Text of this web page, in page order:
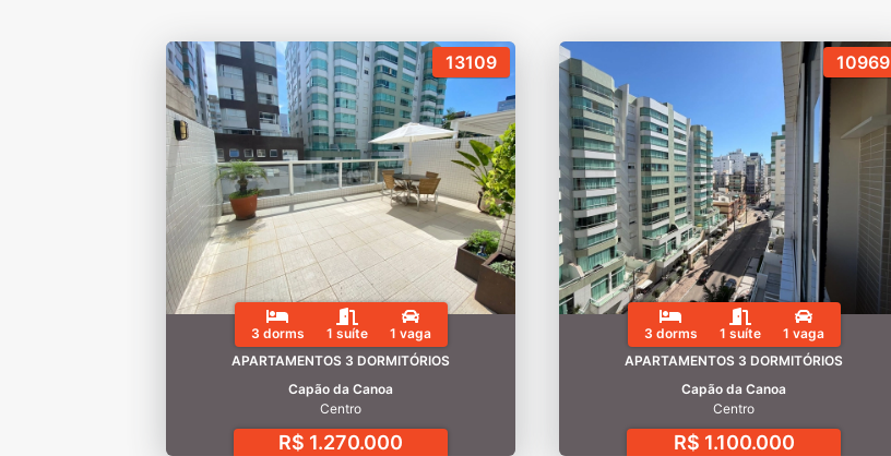
13109
3 dorms 1 suíte
1 vaga
APARTAMENTOS 3 DORMITÓRIOS
Capão da Canoa
Centro
R$ 1.270.000
10969
3 dorms 1 suíte
1 vaga
APARTAMENTOS 3 DORMITÓRIOS
Capão da Canoa
Centro
R$ 1.100.000